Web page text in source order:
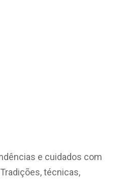
e cuidados com
técnicas,